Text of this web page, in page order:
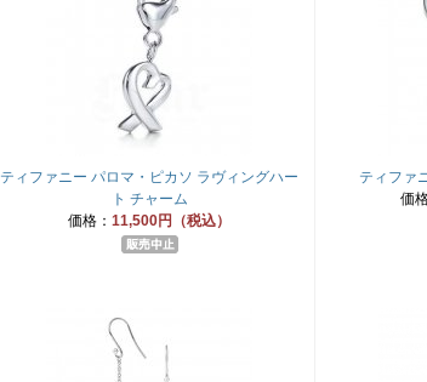
ティファニー パロマ・ピカソ ラヴィングハー
ト チャーム
価格： 11,500円（税込）
ティファ
価